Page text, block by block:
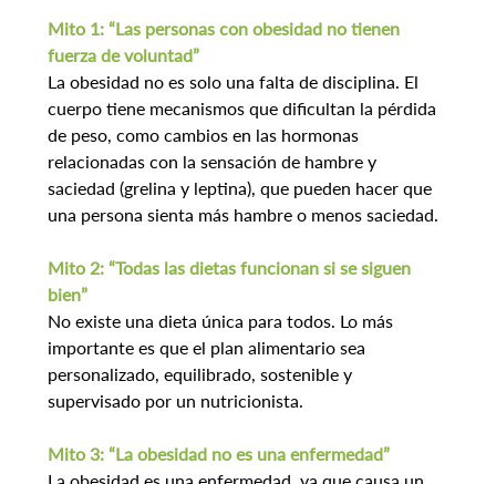
Mito 1: “Las personas con obesidad no tienen
fuerza de voluntad”
La obesidad no es solo una falta de disciplina. El
cuerpo tiene mecanismos que dificultan la pérdida
de peso, como cambios en las hormonas
relacionadas con la sensación de hambre y
saciedad (grelina y leptina), que pueden hacer que
una persona sienta más hambre o menos saciedad.
Mito 2: “Todas las dietas funcionan si se siguen
bien”
No existe una dieta única para todos. Lo más
importante es que el plan alimentario sea
personalizado, equilibrado, sostenible y
supervisado por un nutricionista.
Mito 3: “La obesidad no es una enfermedad”